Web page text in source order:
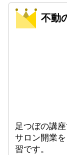
不動
足つぼの講
サロン開業
習です。